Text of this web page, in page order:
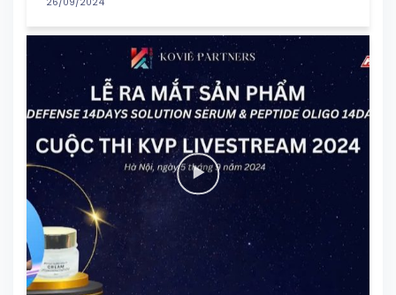
Beautynury!
26/09/2024